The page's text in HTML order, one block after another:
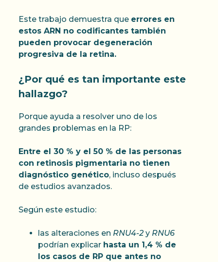
Este trabajo demuestra que errores en
estos ARN no codificantes también
pueden provocar degeneración
progresiva de la retina.
¿Por qué es tan importante este
hallazgo?
Porque ayuda a resolver uno de los
grandes problemas en la RP:
Entre el 30 % y el 50 % de las personas
con retinosis pigmentaria no tienen
diagnóstico genético, incluso después
de estudios avanzados.
Según este estudio:
las alteraciones en RNU4-2 y RNU6
podrían explicar hasta un 1,4 % de
los casos de RP que antes no